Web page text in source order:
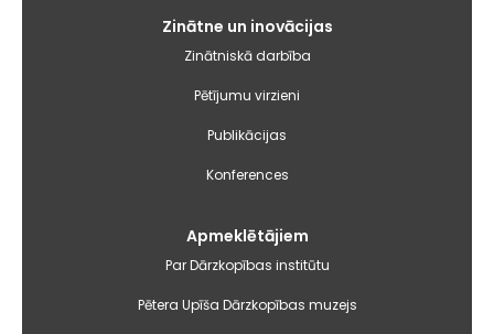
Zinātne un inovācijas
Zinātniskā darbība
Pētījumu virzieni
Publikācijas
Konferences
Apmeklētājiem
Par Dārzkopības institūtu
Pētera Upīša Dārzkopības muzejs